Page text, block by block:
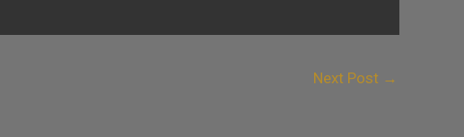
Next Post →